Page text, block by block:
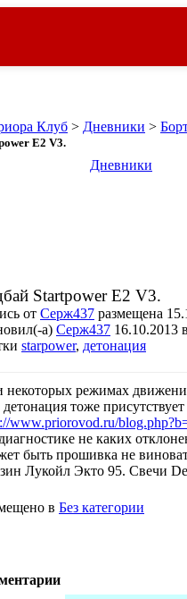
Клуб > Дневники >
E2 V3.
Дневники
Startpower E2 V3.
от Серж437 размещена
а) Серж437 16.10.2013
starpower, детонация
некоторых режимах
тоже
www.priorovod.ru/
не каких
быть прошивка не
Лукойл Экто 95. Свечи
в Без категории